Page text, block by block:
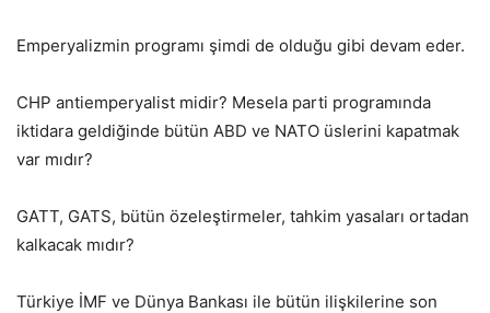
Emperyalizmin programı şimdi de olduğu gibi devam eder.
CHP antiemperyalist midir? Mesela parti programında
iktidara geldiğinde bütün ABD ve NATO üslerini kapatmak
var mıdır?
GATT, GATS, bütün özeleştirmeler, tahkim yasaları ortadan
kalkacak mıdır?
Türkiye İMF ve Dünya Bankası ile bütün ilişkilerine son